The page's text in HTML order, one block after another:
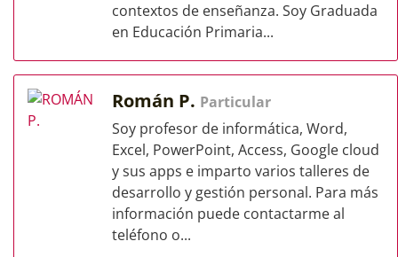
contextos de enseñanza. Soy Graduada
en Educación Primaria...
Román P. Particular
Soy profesor de informática, Word,
Excel, PowerPoint, Access, Google cloud
y sus apps e imparto varios talleres de
desarrollo y gestión personal. Para más
información puede contactarme al
teléfono o...